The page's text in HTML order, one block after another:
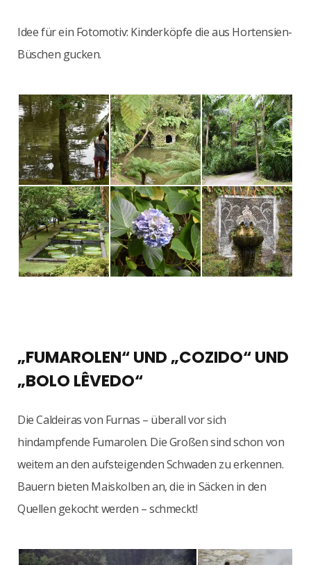
Idee für ein Fotomotiv: Kinderköpfe die aus Hortensien-
Büschen gucken.
„FUMAROLEN“ UND „COZIDO“ UND
„BOLO LÊVEDO“
Die Caldeiras von Furnas – überall vor sich
hindampfende Fumarolen. Die Großen sind schon von
weitem an den aufsteigenden Schwaden zu erkennen.
Bauern bieten Maiskolben an, die in Säcken in den
Quellen gekocht werden – schmeckt!